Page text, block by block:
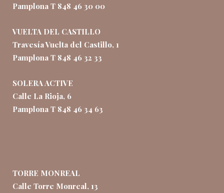
Pamplona T 848 46 30 00
VUELTA DEL CASTILLO
Travesía Vuelta del Castillo, 1
Pamplona T 848 46 32 33
SOLERA ACTIVE
Calle La Rioja, 6
Pamplona T 848 46 34 63
TORRE MONREAL
Calle Torre Monreal, 13